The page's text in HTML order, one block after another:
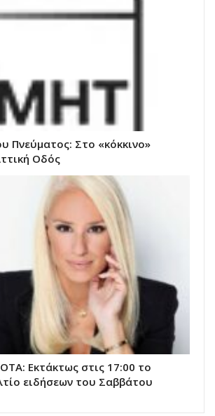
Πνεύματος: Στο «κόκκινο»
Οδός
Εκτάκτως στις 17:00 το
ειδήσεων του Σαββάτου